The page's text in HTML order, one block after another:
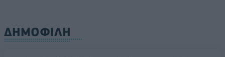
ΔΗΜΟΦΙΛΗ